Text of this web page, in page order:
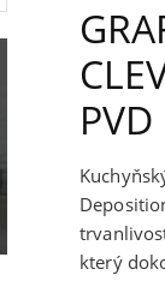
PVD
který